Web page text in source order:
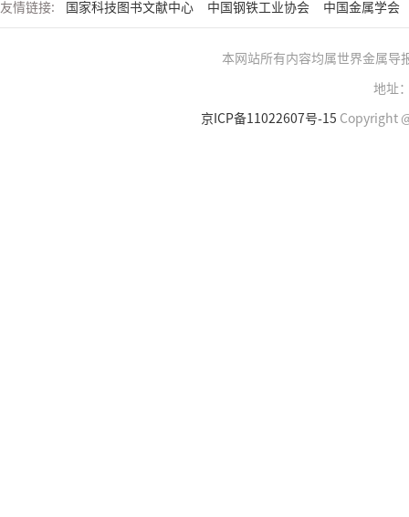
友情链接: 国家科技图书文献中心 中国钢铁工业协会 中国金属学会
本网站所有内容均属世界金属导
地址
京ICP备11022607号-15 Copyright